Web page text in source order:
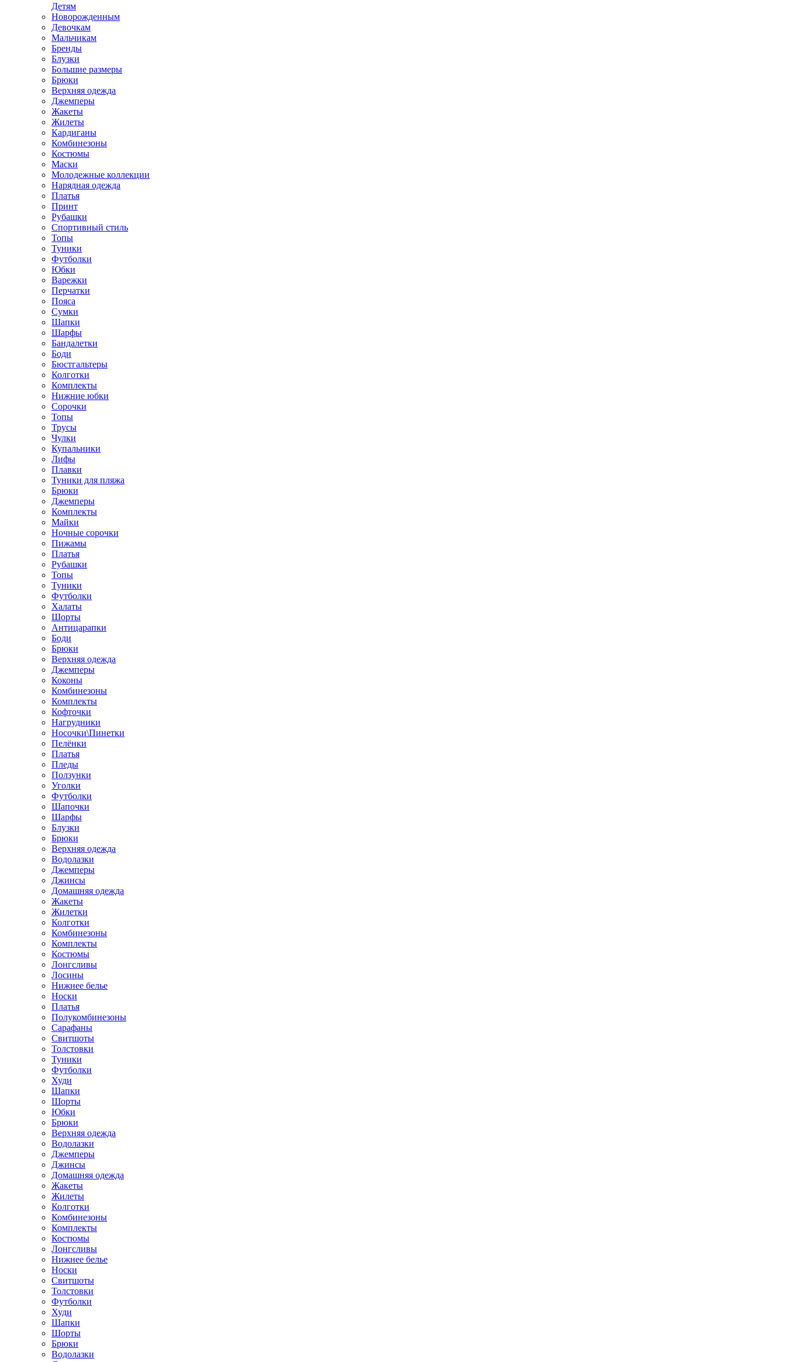
Детям
Новорожденным
Девочкам
Мальчикам
Бренды
Блузки
Большие размеры
Брюки
Верхняя одежда
Джемперы
Жакеты
Жилеты
Кардиганы
Комбинезоны
Костюмы
Маски
Молодежные коллекции
Нарядная одежда
Платья
Принт
Рубашки
Спортивный стиль
Топы
Туники
Футболки
Юбки
Варежки
Перчатки
Пояса
Сумки
Шапки
Шарфы
Бандалетки
Боди
Бюстгальтеры
Колготки
Комплекты
Нижние юбки
Сорочки
Топы
Трусы
Чулки
Купальники
Лифы
Плавки
Туники для пляжа
Брюки
Джемперы
Комплекты
Майки
Ночные сорочки
Пижамы
Платья
Рубашки
Топы
Туники
Футболки
Халаты
Шорты
Антицарапки
Боди
Брюки
Верхняя одежда
Джемперы
Коконы
Комбинезоны
Комплекты
Кофточки
Нагрудники
Носочки\Пинетки
Пелёнки
Платья
Пледы
Ползунки
Уголки
Футболки
Шапочки
Шарфы
Блузки
Брюки
Верхняя одежда
Водолазки
Джемперы
Джинсы
Домашняя одежда
Жакеты
Жилетки
Колготки
Комбинезоны
Комплекты
Костюмы
Лонгсливы
Лосины
Нижнее белье
Носки
Платья
Полукомбинезоны
Сарафаны
Свитшоты
Толстовки
Туники
Футболки
Худи
Шапки
Шорты
Юбки
Брюки
Верхняя одежда
Водолазки
Джемперы
Джинсы
Домашняя одежда
Жакеты
Жилеты
Колготки
Комбинезоны
Комплекты
Костюмы
Лонгсливы
Нижнее белье
Носки
Свитшоты
Толстовки
Футболки
Худи
Шапки
Шорты
Брюки
Водолазки